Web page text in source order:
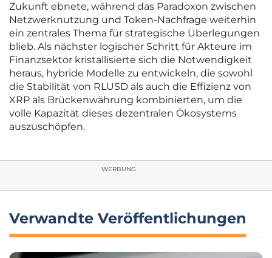
Zukunft ebnete, während das Paradoxon zwischen
Netzwerknutzung und Token-Nachfrage weiterhin
ein zentrales Thema für strategische Überlegungen
blieb. Als nächster logischer Schritt für Akteure im
Finanzsektor kristallisierte sich die Notwendigkeit
heraus, hybride Modelle zu entwickeln, die sowohl
die Stabilität von RLUSD als auch die Effizienz von
XRP als Brückenwährung kombinierten, um die
volle Kapazität dieses dezentralen Ökosystems
auszuschöpfen.
WERBUNG
Verwandte Veröffentlichungen